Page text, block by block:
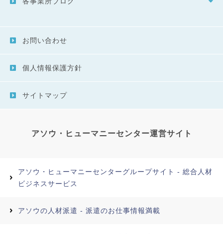
お問い合わせ
個人情報保護方針
サイトマップ
アソウ・ヒューマニーセンター運営サイト
アソウ・ヒューマニーセンターグループサイト - 総合人材
ビジネスサービス
アソウの人材派遣 - 派遣のお仕事情報満載